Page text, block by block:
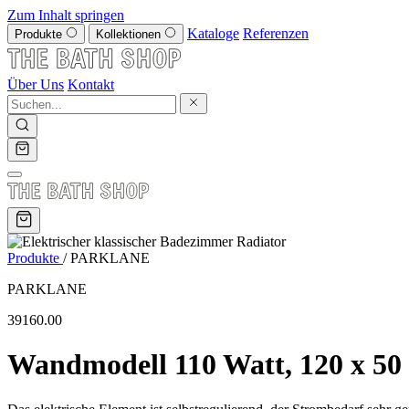
Zum Inhalt springen
Produkte Kollektionen Kataloge Referenzen
Über Uns Kontakt
Produkte / PARKLANE
PARKLANE
39160.00
Wandmodell 110 Watt, 120 x 50